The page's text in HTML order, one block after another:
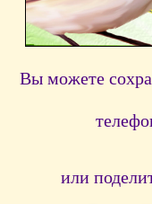
Вы можете
или